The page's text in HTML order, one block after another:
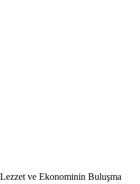
ve Ekonominin Buluşma